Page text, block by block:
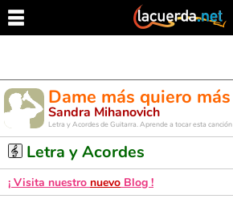
Dame más quiero más
Sandra Mihanovich
Letra y Acordes de Guitarra. Aprende a tocar esta canción
Letra y Acordes
¡ Visita nuestro nuevo Blog !